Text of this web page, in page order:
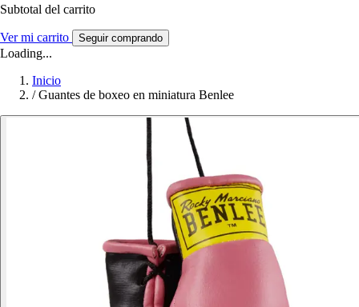
Subtotal del carrito
Ver mi carrito Seguir comprando
Loading...
Inicio
/ Guantes de boxeo en miniatura Benlee